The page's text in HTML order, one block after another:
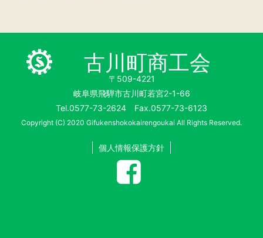
古川町商工会
〒509-4221
岐阜県飛騨市古川町若宮2-1-66
Tel.0577-73-2624 Fax.0577-73-6123
Copyright (C) 2020 Gifukenshokokairengoukai All Rights Reserved.
個人情報保護方針